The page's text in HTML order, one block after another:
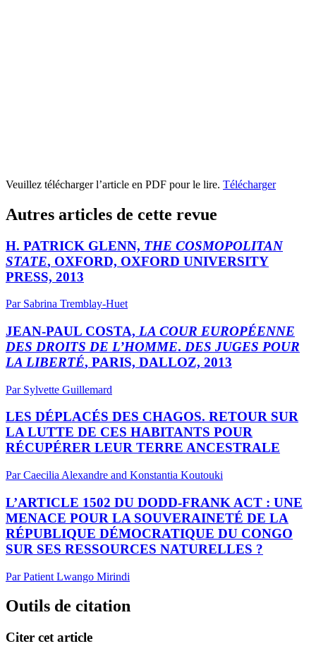
Veuillez télécharger l’article en PDF pour le lire. Télécharger
Autres articles de cette revue
H. PATRICK GLENN, THE COSMOPOLITAN
STATE, OXFORD, OXFORD UNIVERSITY
PRESS, 2013
Par Sabrina Tremblay-Huet
JEAN-PAUL COSTA, LA COUR EUROPÉENNE
DES DROITS DE L’HOMME. DES JUGES POUR
LA LIBERTÉ, PARIS, DALLOZ, 2013
Par Sylvette Guillemard
LES DÉPLACÉS DES CHAGOS. RETOUR SUR
LA LUTTE DE CES HABITANTS POUR
RÉCUPÉRER LEUR TERRE ANCESTRALE
Par Caecilia Alexandre and Konstantia Koutouki
L’ARTICLE 1502 DU DODD-FRANK ACT : UNE
MENACE POUR LA SOUVERAINETÉ DE LA
RÉPUBLIQUE DÉMOCRATIQUE DU CONGO
SUR SES RESSOURCES NATURELLES ?
Par Patient Lwango Mirindi
Outils de citation
Citer cet article